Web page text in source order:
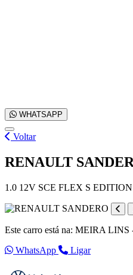
WHATSAPP
Voltar
RENAULT
1.0 12V SCE FLEX S
Este carro está na: MEIRA
WhatsApp
Ligar